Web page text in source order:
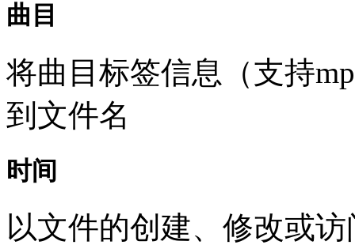
曲目
将曲目标签信息（支持
到文件名
时间
以文件的创建、修改或